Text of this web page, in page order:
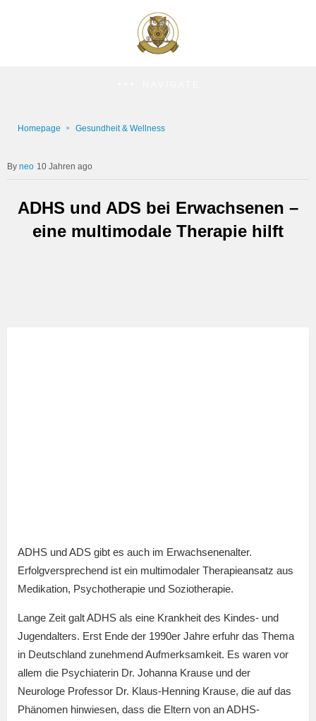
Homepage Gesundheit & Wellness
neo 10 Jahren ago
ADHS und ADS bei Erwachsenen –
eine multimodale Therapie hilft
ADHS und ADS gibt es auch im Erwachsenenalter.
Erfolgversprechend ist ein multimodaler Therapieansatz aus
Medikation, Psychotherapie und Soziotherapie.
Lange Zeit galt ADHS als eine Krankheit des Kindes- und
Jugendalters. Erst Ende der 1990er Jahre erfuhr das Thema
in Deutschland zunehmend Aufmerksamkeit. Es waren vor
allem die Psychiaterin Dr. Johanna Krause und der
Neurologe Professor Dr. Klaus-Henning Krause, die auf das
Phänomen hinwiesen, dass die Eltern von an ADHS-